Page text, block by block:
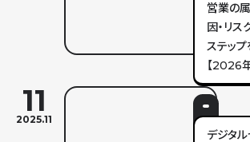
営業の
因・リス
ステッ
【2026
11
2025.11
デジタ